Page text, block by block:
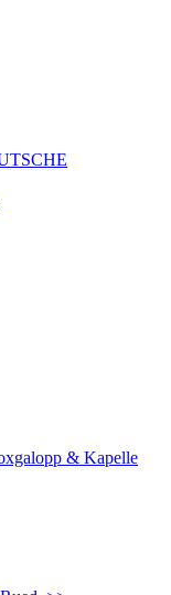
& Kapelle